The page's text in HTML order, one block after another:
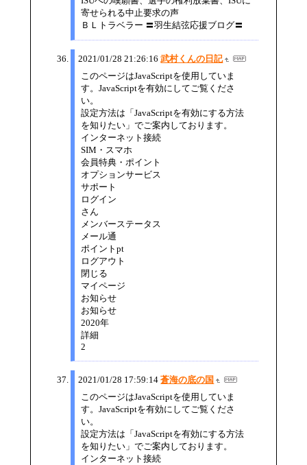
寄せられる中止要求の声
ＢＬトラベラー 〓羽生結弦応援ブログ〓
2021/01/28 21:26:16 武村くんの日記
このページはJavaScriptを使用していま
す。JavaScriptを有効にしてご覧くださ
い。
設定方法は「JavaScriptを有効にする方法
を知りたい」でご案内しております。
インターネット接続
SIM・スマホ
会員特典・ポイント
オプションサービス
サポート
ログイン
さん
メンバーステータス
メール通
ポイントpt
ログアウト
閉じる
マイページ
お知らせ
お知らせ
2020年
詳細
2
2021/01/28 17:59:14 蒼海の底の国
このページはJavaScriptを使用していま
す。JavaScriptを有効にしてご覧くださ
い。
設定方法は「JavaScriptを有効にする方法
を知りたい」でご案内しております。
インターネット接続